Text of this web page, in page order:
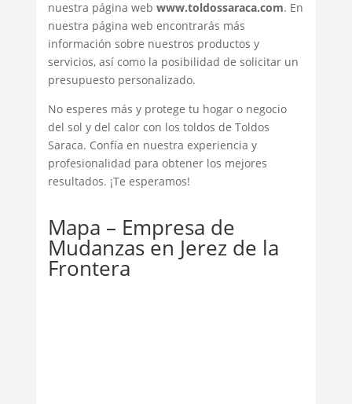
nuestra página web www.toldossaraca.com. En
nuestra página web encontrarás más
información sobre nuestros productos y
servicios, así como la posibilidad de solicitar un
presupuesto personalizado.
No esperes más y protege tu hogar o negocio
del sol y del calor con los toldos de Toldos
Saraca. Confía en nuestra experiencia y
profesionalidad para obtener los mejores
resultados. ¡Te esperamos!
Mapa – Empresa de
Mudanzas en Jerez de la
Frontera